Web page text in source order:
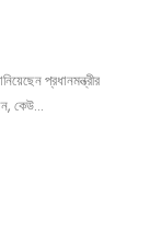
প্রধানমন্ত্রীর
কেউ…